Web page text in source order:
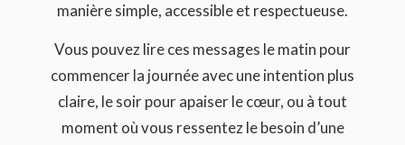
manière simple, accessible et respectueuse.
Vous pouvez lire ces messages le matin pour
commencer la journée avec une intention plus
claire, le soir pour apaiser le cœur, ou à tout
moment où vous ressentez le besoin d’une